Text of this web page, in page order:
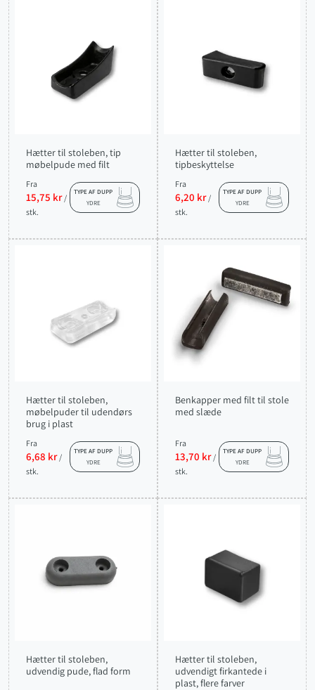
Hætter til stoleben, tip
møbelpude med filt
Fra
15,75 kr /
stk.
TYPE AF DUPP
YDRE
Hætter til stoleben,
tipbeskyttelse
Fra
6,20 kr /
stk.
TYPE AF DUPP
YDRE
Hætter til stoleben,
møbelpuder til udendørs
brug i plast
Fra
6,68 kr /
stk.
TYPE AF DUPP
YDRE
Benkapper med filt til stole
med slæde
Fra
13,70 kr /
stk.
TYPE AF DUPP
YDRE
Hætter til stoleben,
udvendig pude, flad form
Hætter til stoleben,
udvendigt firkantede i
plast, flere farver